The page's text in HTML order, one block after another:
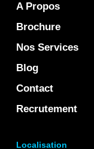
A Propos
Brochure
Nos Services
Blog
Contact
Recrutement
Localisation